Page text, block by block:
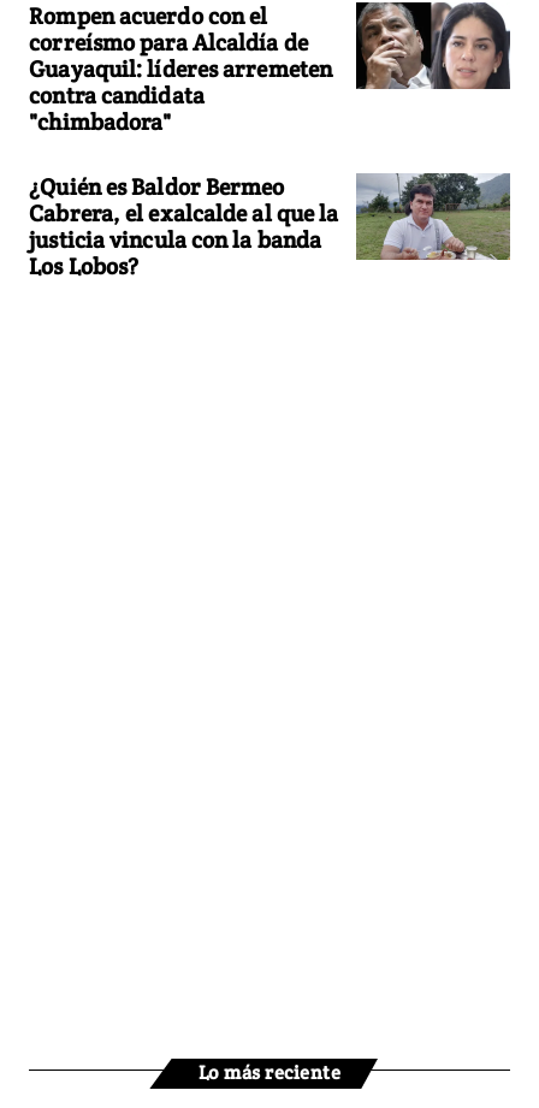
Rompen acuerdo con el
correísmo para Alcaldía de
Guayaquil: líderes arremeten
contra candidata
"chimbadora"
¿Quién es Baldor Bermeo
Cabrera, el exalcalde al que la
justicia vincula con la banda
Los Lobos?
Lo más reciente